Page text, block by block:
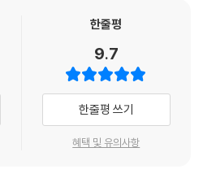
러 드롭으로 채색하기 / 복사 및 붙여
가우시안 흐림 효과
기
뉴 자세히 살펴보기
기 도움받기 기능으로 그리기
더 효율적으로 작업할 수 있는 프로들
적용할 수 있도록 설명했습니다. 투시
감을 표현할 수 있을 뿐만 아니라, 이를
을 그릴 수 있습니다.
한줄평
9.7
한줄평 쓰기
혜택 및 유의사항